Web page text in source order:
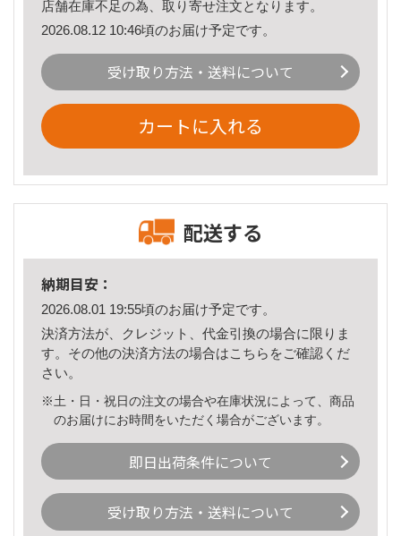
店舗在庫不足の為、取り寄せ注文となります。
2026.08.12 10:46頃のお届け予定です。
受け取り方法・送料について
カートに入れる
配送する
納期目安：
2026.08.01 19:55頃のお届け予定です。
決済方法が、クレジット、代金引換の場合に限りま
す。その他の決済方法の場合はこちら をご確認くだ
さい。
※土・日・祝日の注文の場合や在庫状況によって、商品
のお届けにお時間をいただく場合がございます。
即日出荷条件について
受け取り方法・送料について